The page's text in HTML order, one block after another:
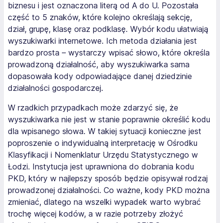
biznesu i jest oznaczona literą od A do U. Pozostała
część to 5 znaków, które kolejno określają sekcję,
dział, grupę, klasę oraz podklasę. Wybór kodu ułatwiają
wyszukiwarki internetowe. Ich metoda działania jest
bardzo prosta – wystarczy wpisać słowo, które określa
prowadzoną działalność, aby wyszukiwarka sama
dopasowała kody odpowiadające danej dziedzinie
działalności gospodarczej.
W rzadkich przypadkach może zdarzyć się, że
wyszukiwarka nie jest w stanie poprawnie określić kodu
dla wpisanego słowa. W takiej sytuacji konieczne jest
poproszenie o indywidualną interpretację w Ośrodku
Klasyfikacji i Nomenklatur Urzędu Statystycznego w
Łodzi. Instytucja jest uprawniona do dobrania kodu
PKD, który w najlepszy sposób będzie opisywał rodzaj
prowadzonej działalności. Co ważne, kody PKD można
zmieniać, dlatego na wszelki wypadek warto wybrać
trochę więcej kodów, a w razie potrzeby złożyć